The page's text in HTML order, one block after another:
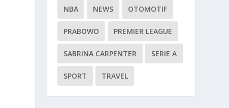
NBA NEWS OTOMOTIF
PRABOWO PREMIER LEAGUE
SABRINA CARPENTER SERIE A
SPORT TRAVEL